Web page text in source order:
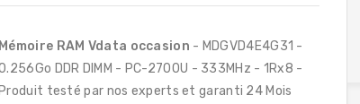
Mémoire RAM Vdata occasion - MDGVD4E4G31 -
DDR DIMM - PC-2700U - 333MHz - 1Rx8 -
Produit testé par nos experts et garanti 24 Mois